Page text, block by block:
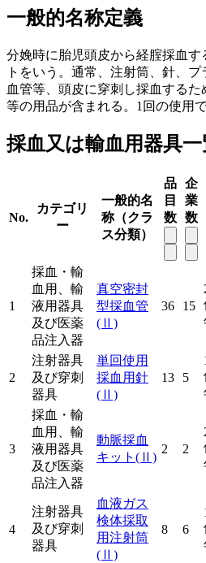
一般的名称定義
分娩時に胎児頭皮から経腟採血
トをいう。通常、注射筒、針、
血管等、頭皮に穿刺し採血する
等の用品が含まれる。1回の使用
採血又は輸血用器具一
No.
カテゴリ
ー
一般的名
称（クラ
ス分類）
品
目
数
企
業
数
1
採血・輸
血用、輸
液用器具
及び医薬
品注入器
真空密封
型採血管
(Ⅱ)
36 15
2
注射器具
及び穿刺
器具
単回使用
採血用針
(Ⅱ)
13 5
3
採血・輸
血用、輸
液用器具
及び医薬
品注入器
動脈採血
キット (Ⅱ)
2 2
4
注射器具
及び穿刺
器具
血液ガス
検体採取
用注射筒
(Ⅱ)
8 6